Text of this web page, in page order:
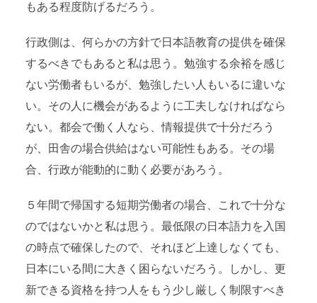
もある程度防げるだろう。
行政側は、何らかの方針で日本語教育の提供を確保
するべきでもあると私は思う。勉強する余裕を感じ
ない労働者もいるが、勉強したい人もいるに違いな
い。その人に機会があるように工夫しなければなら
ない。都会で働く人なら、情報提供で十分だろう
が、田舎の場合供給はない可能性もある。その場
合、行政が能動的に動く必要があろう。
５年間で帰国する短期労働者の場合、これで十分な
のではないかと私は思う。最低限の日本語力を入国
の時点で確保したので、それほど上達しなくても、
日本にいる間に大きく困らないだろう。しかし、更
新できる資格を持つ人をもう少し厳しく制限すべき